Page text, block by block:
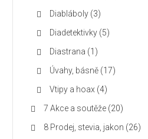
Diabláboly (3)
Diadetektivky (5)
Diastrana (1)
Úvahy, básně (17)
Vtipy a hoax (4)
7 Akce a soutěže (20)
8 Prodej, stevia, jakon (26)